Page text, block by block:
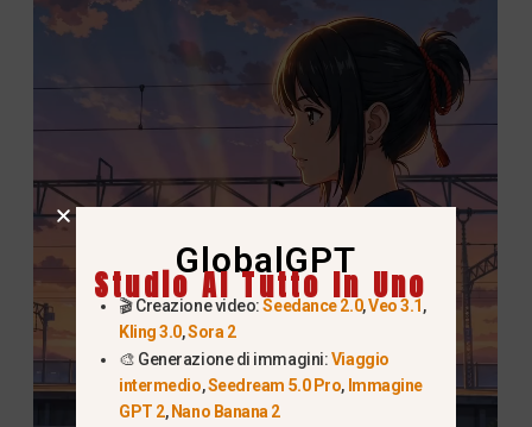
GlobalGPT
Studio AI Tutto In Uno
🎬 Creazione video:Seedance 2.0,Veo 3.1,
Kling 3.0,Sora 2
🎨 Generazione di immagini:Viaggio
intermedio,Seedream 5.0 Pro, Immagine
GPT 2, Nano Banana 2